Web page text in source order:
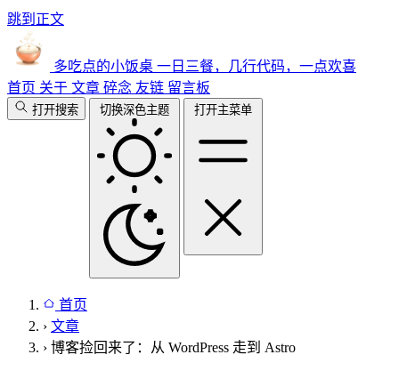
跳到正文
多吃点的小饭桌 一日三餐，几行代码，一点欢喜
首页 关于 文章 碎念 友链 留言板
打开搜索 切换深色主题 打开主菜单
首页
› 文章
› 博客捡回来了：从 WordPress 走到 Astro